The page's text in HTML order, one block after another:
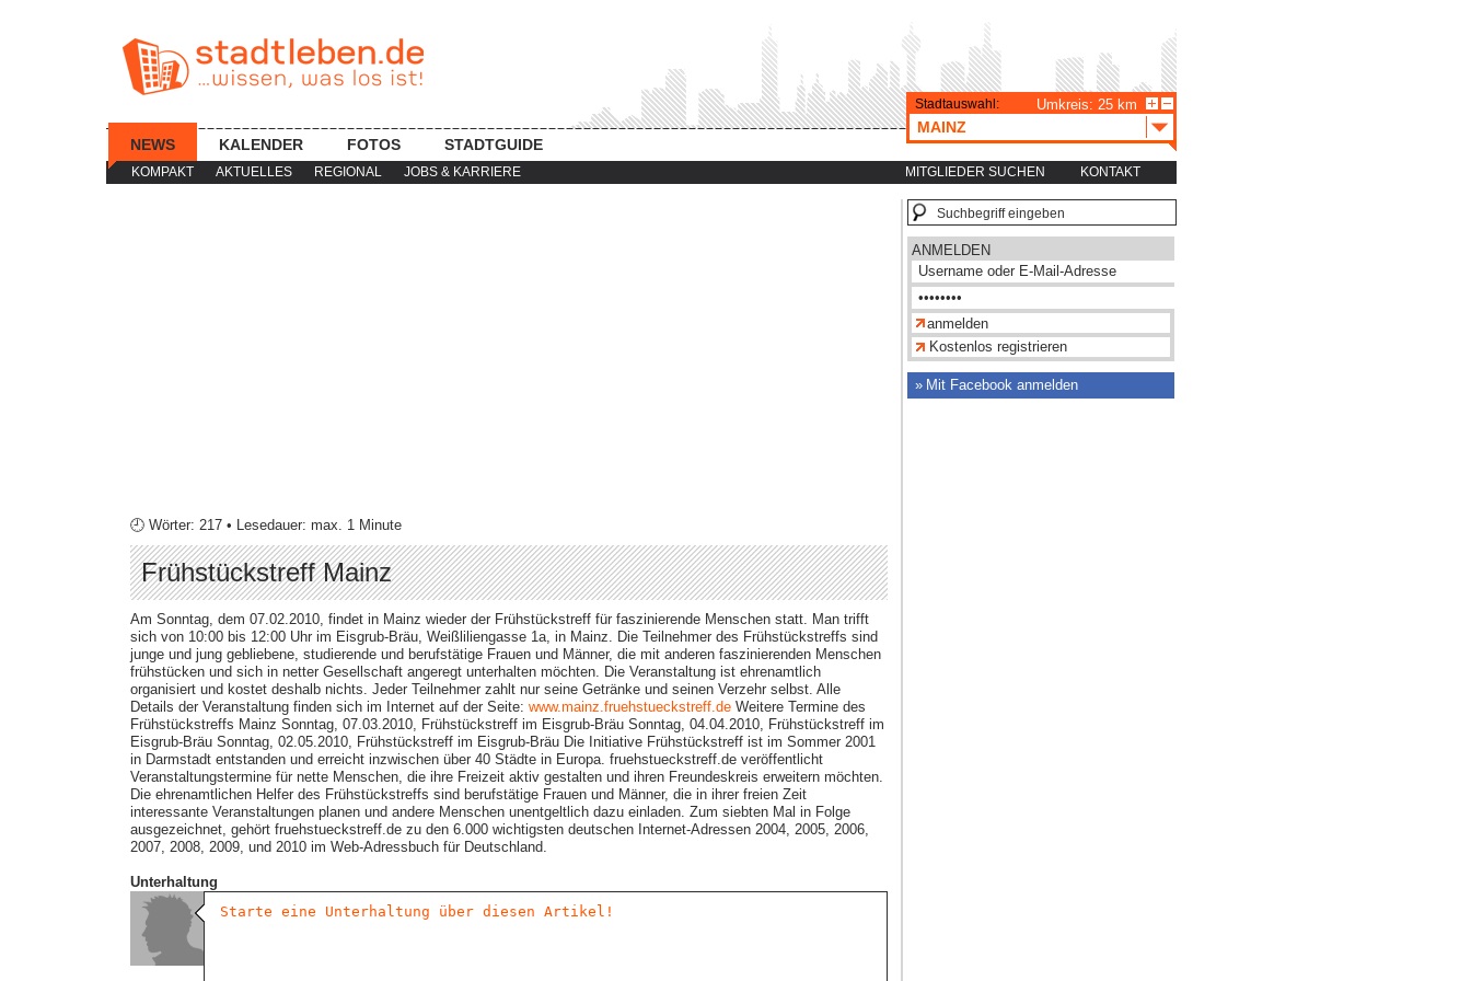
KOMPAKT AKTUELLES REGIONAL JOBS & KARRIERE MITGLIEDER SUCHEN KONTAKT
NEWS KALENDER FOTOS STADTGUIDE
Stadtauswahl: Umkreis: 25 km
MAINZ
🕘 Wörter: 217 • Lesedauer: max. 1 Minute
Frühstückstreff Mainz
Am Sonntag, dem 07.02.2010, findet in Mainz wieder der Frühstückstreff für faszinierende Menschen statt. Man trifft
sich von 10:00 bis 12:00 Uhr im Eisgrub-Bräu, Weißliliengasse 1a, in Mainz. Die Teilnehmer des Frühstückstreffs sind
junge und jung gebliebene, studierende und berufstätige Frauen und Männer, die mit anderen faszinierenden Menschen
frühstücken und sich in netter Gesellschaft angeregt unterhalten möchten. Die Veranstaltung ist ehrenamtlich
organisiert und kostet deshalb nichts. Jeder Teilnehmer zahlt nur seine Getränke und seinen Verzehr selbst. Alle
Details der Veranstaltung finden sich im Internet auf der Seite: www.mainz.fruehstueckstreff.de Weitere Termine des
Frühstückstreffs Mainz Sonntag, 07.03.2010, Frühstückstreff im Eisgrub-Bräu Sonntag, 04.04.2010, Frühstückstreff im
Eisgrub-Bräu Sonntag, 02.05.2010, Frühstückstreff im Eisgrub-Bräu Die Initiative Frühstückstreff ist im Sommer 2001
in Darmstadt entstanden und erreicht inzwischen über 40 Städte in Europa. fruehstueckstreff.de veröffentlicht
Veranstaltungstermine für nette Menschen, die ihre Freizeit aktiv gestalten und ihren Freundeskreis erweitern möchten.
Die ehrenamtlichen Helfer des Frühstückstreffs sind berufstätige Frauen und Männer, die in ihrer freien Zeit
interessante Veranstaltungen planen und andere Menschen unentgeltlich dazu einladen. Zum siebten Mal in Folge
ausgezeichnet, gehört fruehstueckstreff.de zu den 6.000 wichtigsten deutschen Internet-Adressen 2004, 2005, 2006,
2007, 2008, 2009, und 2010 im Web-Adressbuch für Deutschland.
Unterhaltung
ANMELDEN
Kostenlos registrieren
Mit Facebook anmelden